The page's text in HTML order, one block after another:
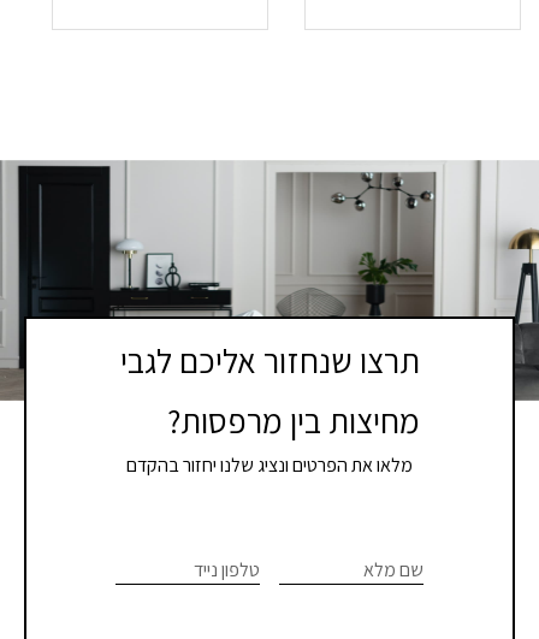
תרצו שנחזור אליכם לגבי
מחיצות בין מרפסות?
מלאו את הפרטים ונציג שלנו יחזור בהקדם
קשר
שם מלא טלפון נייד
are